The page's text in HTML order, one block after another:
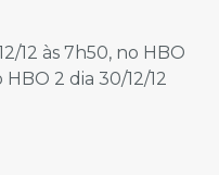
12 às 7h50, no HBO
HBO 2 dia 30/12/12